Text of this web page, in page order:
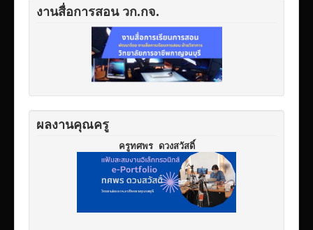
งานสื่อการสอน วก.กจ.
ผลงานคุณครู
ครูทศพร ดวงสวัสดิ์